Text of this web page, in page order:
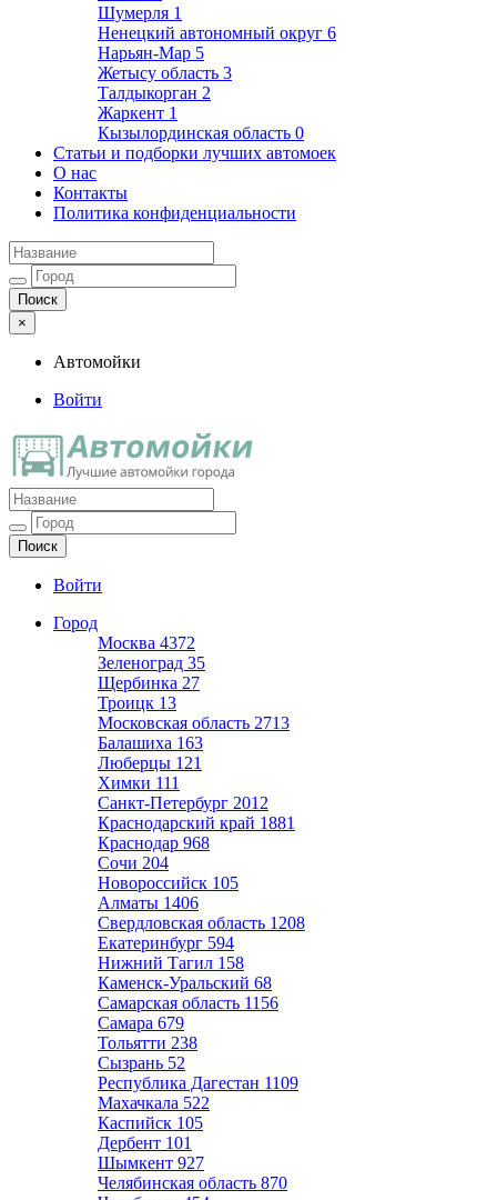
Шумерля 1
Ненецкий автономный округ 6
Нарьян-Мар 5
Жетысу область 3
Талдыкорган 2
Жаркент 1
Кызылординская область 0
Статьи и подборки лучших автомоек
О нас
Контакты
Политика конфиденциальности
×
Автомойки
Войти
Автомойки
Ещё один сайт на WordPress
Войти
Город
Москва 4372
Зеленоград 35
Щербинка 27
Троицк 13
Московская область 2713
Балашиха 163
Люберцы 121
Химки 111
Санкт-Петербург 2012
Краснодарский край 1881
Краснодар 968
Сочи 204
Новороссийск 105
Алматы 1406
Свердловская область 1208
Екатеринбург 594
Нижний Тагил 158
Каменск-Уральский 68
Самарская область 1156
Самара 679
Тольятти 238
Сызрань 52
Республика Дагестан 1109
Махачкала 522
Каспийск 105
Дербент 101
Шымкент 927
Челябинская область 870